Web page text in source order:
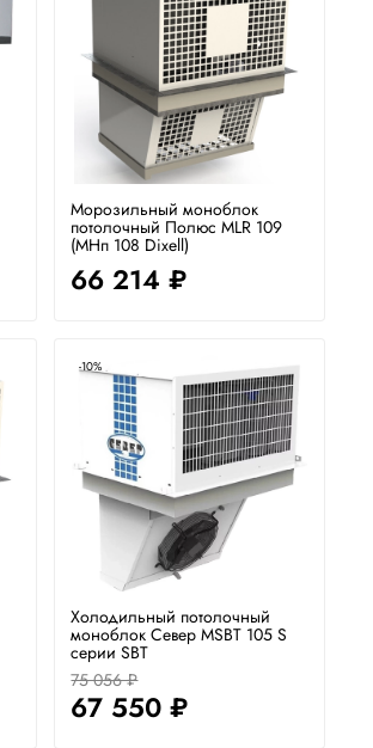
Морозильный моноблок
потолочный Полюс MLR 109
(МНп 108 Dixell)
66 214 ₽
-10%
Холодильный потолочный
моноблок Север MSBT 105 S
серии SBT
75 056 ₽
67 550 ₽